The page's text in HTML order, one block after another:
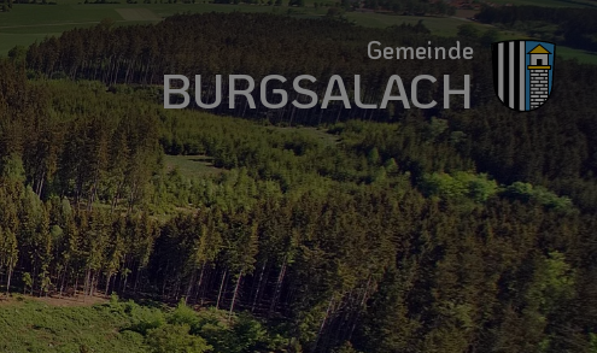
Gemeinde
BURGSALACH